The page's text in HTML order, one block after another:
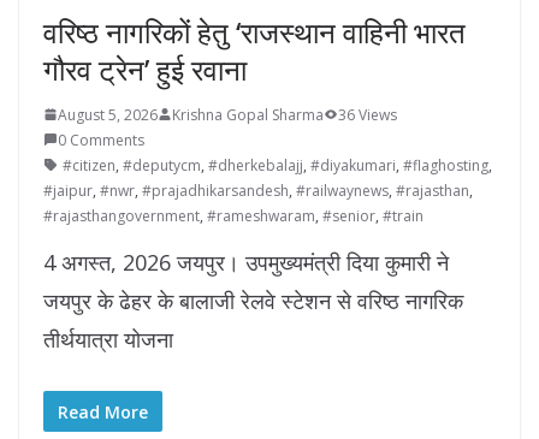
वरिष्ठ नागरिकों हेतु ‘राजस्थान वाहिनी भारत
गौरव ट्रेन’ हुई रवाना
August 5, 2026 Krishna Gopal Sharma
36 Views
0 Comments
#citizen, #deputycm, #dherkebalajj, #diyakumari, #flaghosting,
#jaipur, #nwr, #prajadhikarsandesh, #railwaynews, #rajasthan,
#rajasthangovernment, #rameshwaram, #senior, #train
4 अगस्त, 2026 जयपुर। उपमुख्यमंत्री दिया कुमारी ने
जयपुर के ढेहर के बालाजी रेलवे स्टेशन से वरिष्ठ नागरिक
तीर्थयात्रा योजना
Read More